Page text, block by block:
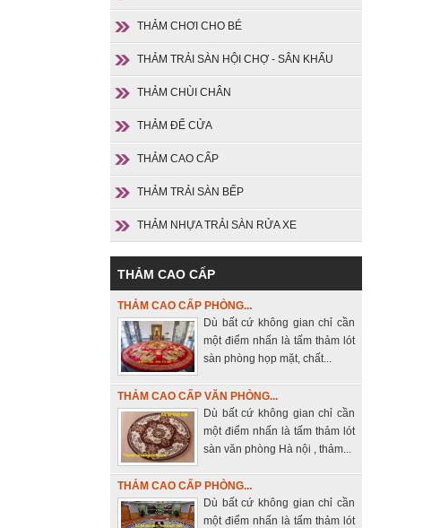
THẢM CHƠI CHO BÉ
THẢM TRẢI SÀN HỘI CHỢ - SÂN KHẤU
THẢM CHÙI CHÂN
THẢM ĐỂ CỬA
THẢM CAO CẤP
THẢM TRẢI SÀN BẾP
THẢM NHỰA TRẢI SÀN RỬA XE
THẢM CAO CẤP
THẢM CAO CẤP PHÒNG...
Dù bất cứ không gian chỉ cần
một điểm nhấn là tấm thảm lót
sàn phòng họp mặt, chất...
THẢM CAO CẤP VĂN PHÒNG...
Dù bất cứ không gian chỉ cần
một điểm nhấn là tấm thảm lót
sàn văn phòng Hà nội , thảm...
THẢM CAO CẤP PHÒNG...
Dù bất cứ không gian chỉ cần
một điểm nhấn là tấm thảm lót